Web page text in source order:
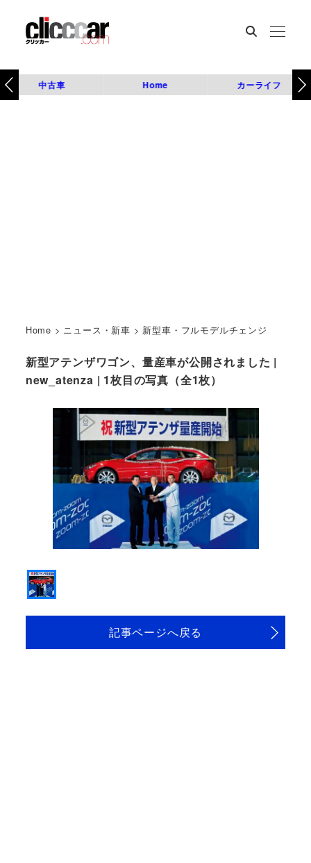
中古車 Home カーライフ
Home > ニュース・新車 > 新型車・フルモデルチェンジ
新型アテンザワゴン、量産車が公開されました |
new_atenza | 1枚目の写真（全1枚）
記事ページへ戻る